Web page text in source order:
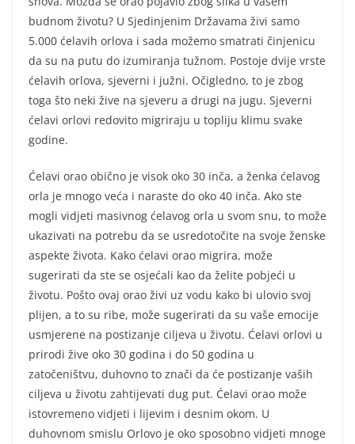
budnom životu? U Sjedinjenim Državama živi samo
5.000 ćelavih orlova i sada možemo smatrati činjenicu
da su na putu do izumiranja tužnom. Postoje dvije vrste
ćelavih orlova, sjeverni i južni. Očigledno, to je zbog
toga što neki žive na sjeveru a drugi na jugu. Sjeverni
ćelavi orlovi redovito migriraju u topliju klimu svake
godine.
Ćelavi orao obično je visok oko 30 inča, a ženka ćelavog
orla je mnogo veća i naraste do oko 40 inča. Ako ste
mogli vidjeti masivnog ćelavog orla u svom snu, to može
ukazivati na potrebu da se usredotočite na svoje ženske
aspekte života. Kako ćelavi orao migrira, može
sugerirati da ste se osjećali kao da želite pobjeći u
životu. Pošto ovaj orao živi uz vodu kako bi ulovio svoj
plijen, a to su ribe, može sugerirati da su vaše emocije
usmjerene na postizanje ciljeva u životu. Ćelavi orlovi u
prirodi žive oko 30 godina i do 50 godina u
zatočeništvu, duhovno to znači da će postizanje vaših
ciljeva u životu zahtijevati dug put. Ćelavi orao može
istovremeno vidjeti i lijevim i desnim okom. U
duhovnom smislu Orlovo je oko sposobno vidjeti mnoge